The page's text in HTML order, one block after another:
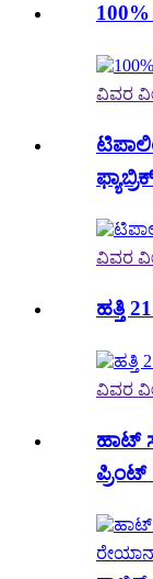
100%
ವಿವರ
ವಿವರ
ಹತ್ತಿ
ವಿವರ
ಹಾಟ್
ಪ್ರಿಂಟ್